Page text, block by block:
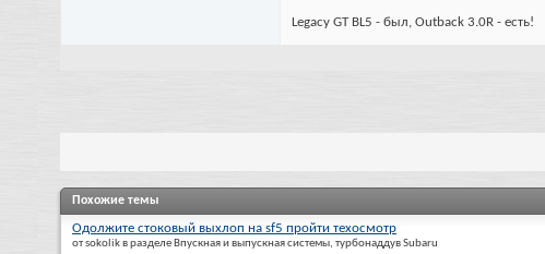
Legacy GT BL5 - был, Outback 3.0R - есть!
Похожие темы
Одолжите стоковый выхлоп на sf5 пройти техосмотр
от sokolik в разделе Впускная и выпускная системы, турбонаддув Subaru